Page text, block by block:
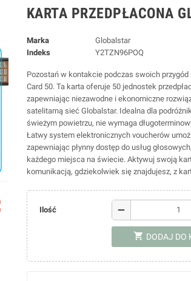
KARTA PRZEDPŁACONA
Marka
Globalstar
Indeks
Y2TZN96POQ
Pozostań w kontakcie podczas swoich
Card 50. Ta karta oferuje 50 jednostek
zapewniając niezawodne i ekonomiczne
satelitarną sieć Globalstar. Idealna dla
świeżym powietrzu, nie wymaga
Łatwy system elektronicznych voucherów
zapewniając płynny dostęp do usług
każdego miejsca na świecie. Aktywuj swoją
komunikacją, gdziekolwiek się znajdujesz, z
Ilość remove
shopping_cart DODAJ DO